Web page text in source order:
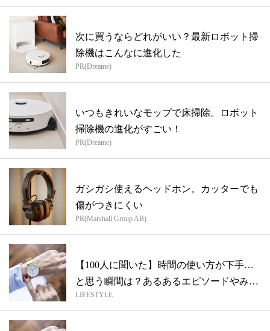
次に買うならどれがいい？最新ロボット掃
除機はこんなに進化した
PR(Dreame)
いつもきれいなモップで床掃除。ロボット
掃除機の進化がすごい！
PR(Dreame)
ガシガシ使えるヘッドホン。カッターでも
傷がつきにくい
PR(Marshall Group AB)
【100人に聞いた】時間の使い方が下手…
と思う瞬間は？あるあるエピソードやみん
な...
LIFESTYLE